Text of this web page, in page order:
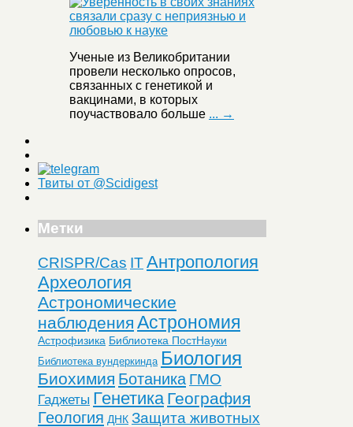
Ученые из Великобритании
провели несколько опросов,
связанных с генетикой и
вакцинами, в которых
поучаствовало больше ... →
Твиты от @Scidigest
Метки
CRISPR/Cas ITАнтропология
Археология
Астрономические
наблюдения Астрономия
Астрофизика Библиотека ПостНауки
Библиотека вундеркинда Биология
Биохимия Ботаника ГМО
Гаджеты Генетика География
Геология ДНК Защита животных